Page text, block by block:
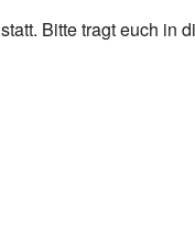
Bitte tragt euch in